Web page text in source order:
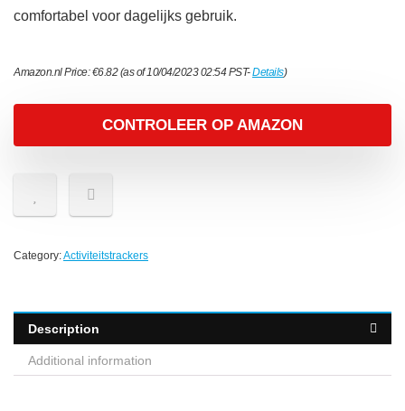
comfortabel voor dagelijks gebruik.
Amazon.nl Price:€6.82(as of 10/04/2023 02:54 PST-Details)
CONTROLEER OP AMAZON
Category:Activiteitstrackers
Description
Additional information